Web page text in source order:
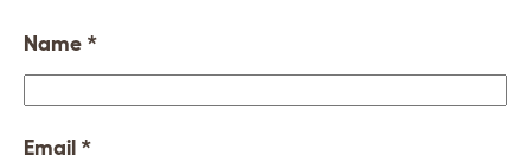
Name *
Email *